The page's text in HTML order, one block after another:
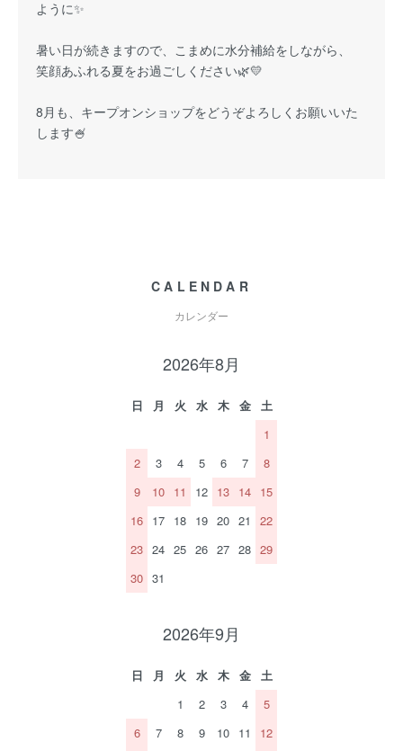
ように✨
暑い日が続きますので、こまめに水分補給をしながら、
笑顔あふれる夏をお過ごしください🌿💛
8月も、キープオンショップをどうぞよろしくお願いいた
します🍧
CALENDAR
カレンダー
2026年8月
日 月 火 水 木 金
土
1
2
3 4 5 6 7
8
9
10 11 12 13 14 15
16 17 18 19 20 21
22
23 24 25 26 27 28 29
30 31
2026年9月
日 月 火 水 木 金
土
1
2 3 4
5
6
7 8 9 10 11
12